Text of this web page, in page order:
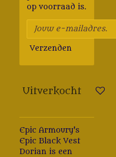
op voorraad is.
Verzenden
Uitverkocht
Epic Armoury's
Epic Black Vest
Dorian is een